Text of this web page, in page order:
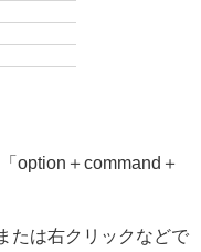
option＋command＋
たは右クリックなどで